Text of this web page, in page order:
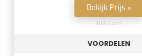
Bekijk Prijs »
Bol.com
VOORDELEN